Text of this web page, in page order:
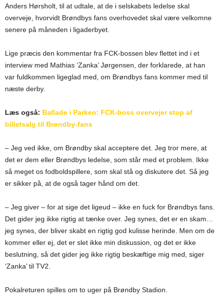
Anders Hørsholt, til at udtale, at de i selskabets ledelse skal
overveje, hvorvidt Brøndbys fans overhovedet skal være velkomne
senere på måneden i ligaderbyet.
Lige præcis den kommentar fra FCK-bossen blev flettet ind i et
interview med Mathias ‘Zanka’ Jørgensen, der forklarede, at han
var fuldkommen ligeglad med, om Brøndbys fans kommer med til
næste derby.
Læs også: Ballade i Parken: FCK-boss overvejer stop af
billetsalg til Brøndby-fans
– Jeg ved ikke, om Brøndby skal acceptere det. Jeg tror mere, at
det er dem eller Brøndbys ledelse, som står med et problem. Ikke
så meget os fodboldspillere, som skal stå og diskutere det. Så jeg
er sikker på, at de også tager hånd om det.
– Jeg giver – for at sige det ligeud – ikke en fuck for Brøndbys fans.
Det gider jeg ikke rigtig at tænke over. Jeg synes, det er en skam…
jeg synes, der bliver skabt en rigtig god kulisse herinde. Men om de
kommer eller ej, det er slet ikke min diskussion, og det er ikke
beslutning, så det gider jeg ikke rigtig beskæftige mig med, siger
‘Zanka’ til TV2.
Pokalreturen spilles om to uger på Brøndby Stadion.